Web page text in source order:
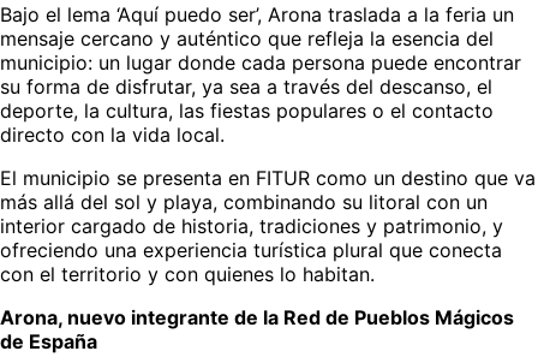
Bajo el lema ‘Aquí puedo ser’, Arona traslada a la feria un
mensaje cercano y auténtico que refleja la esencia del
municipio: un lugar donde cada persona puede encontrar
su forma de disfrutar, ya sea a través del descanso, el
deporte, la cultura, las fiestas populares o el contacto
directo con la vida local.
El municipio se presenta en FITUR como un destino que va
más allá del sol y playa, combinando su litoral con un
interior cargado de historia, tradiciones y patrimonio, y
ofreciendo una experiencia turística plural que conecta
con el territorio y con quienes lo habitan.
Arona, nuevo integrante de la Red de Pueblos Mágicos
de España